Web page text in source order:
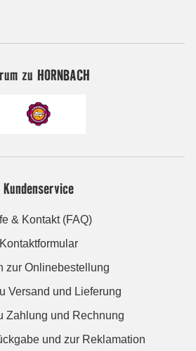
zu HORNBACH
Kundenservice
& Kontakt (FAQ)
Kontaktformular
zur Onlinebestellung
Versand und Lieferung
Zahlung und Rechnung
und zur Reklamation